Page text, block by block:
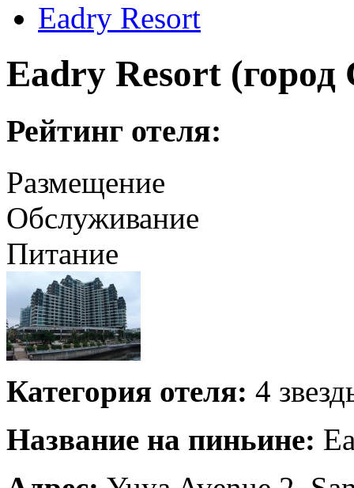
Eadry Resort
Eadry Resort (город
Рейтинг отеля:
Размещение
Обслуживание
Питание
Категория отеля: 4
Название на пиньине: